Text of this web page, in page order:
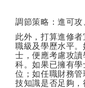
調節策略：進可攻
此外，打算進修者
職級及學歷水平
士，便應考慮攻
科。如果已擁有
位；如任職財務
技知識是否足夠，